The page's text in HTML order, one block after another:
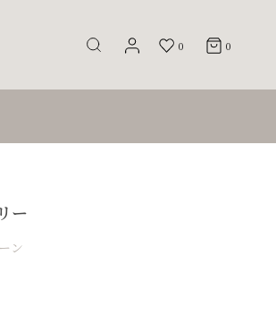
0 0
ー
ン